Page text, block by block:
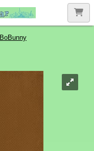
BoBunny